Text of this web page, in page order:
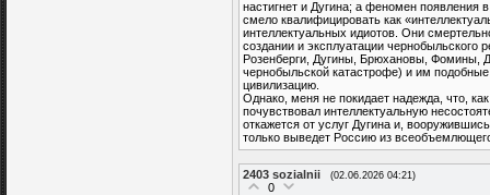
настигнет и Дугина; а феномен появления
смело квалифицировать как
интеллектуальных идиотов. Они
создании и эксплуатации чернобыльского
Розенберги, Дугины, Брюхановы, Фомины,
чернобыльской катастрофе) и им
цивилизацию.
Однако, меня не покидает надежда, что,
почувствовал интеллектуальную
откажется от услуг Дугина и,
только выведет Россию из
2403 sozialnii (02.06.2026 04:21)
0